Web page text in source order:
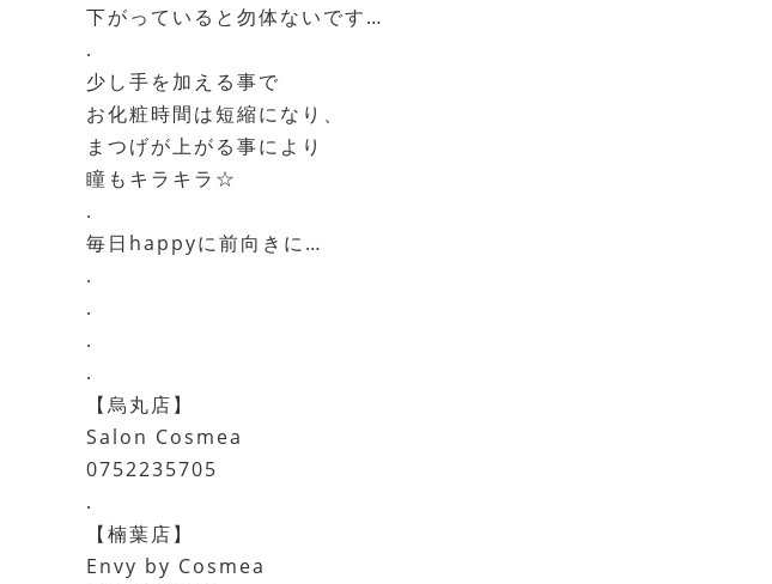
下がっていると勿体ないです…
.
少し手を加える事で
お化粧時間は短縮になり、
まつげが上がる事により
瞳もキラキラ☆
.
毎日happyに前向きに…
.
.
.
.
【烏丸店】
Salon Cosmea
0752235705
.
【楠葉店】
Envy by Cosmea